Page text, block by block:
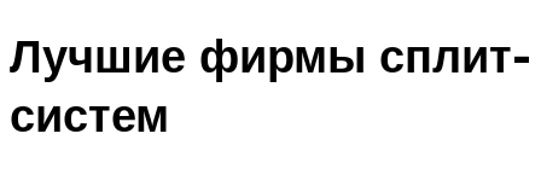
Лучшие фирмы сплит-
систем